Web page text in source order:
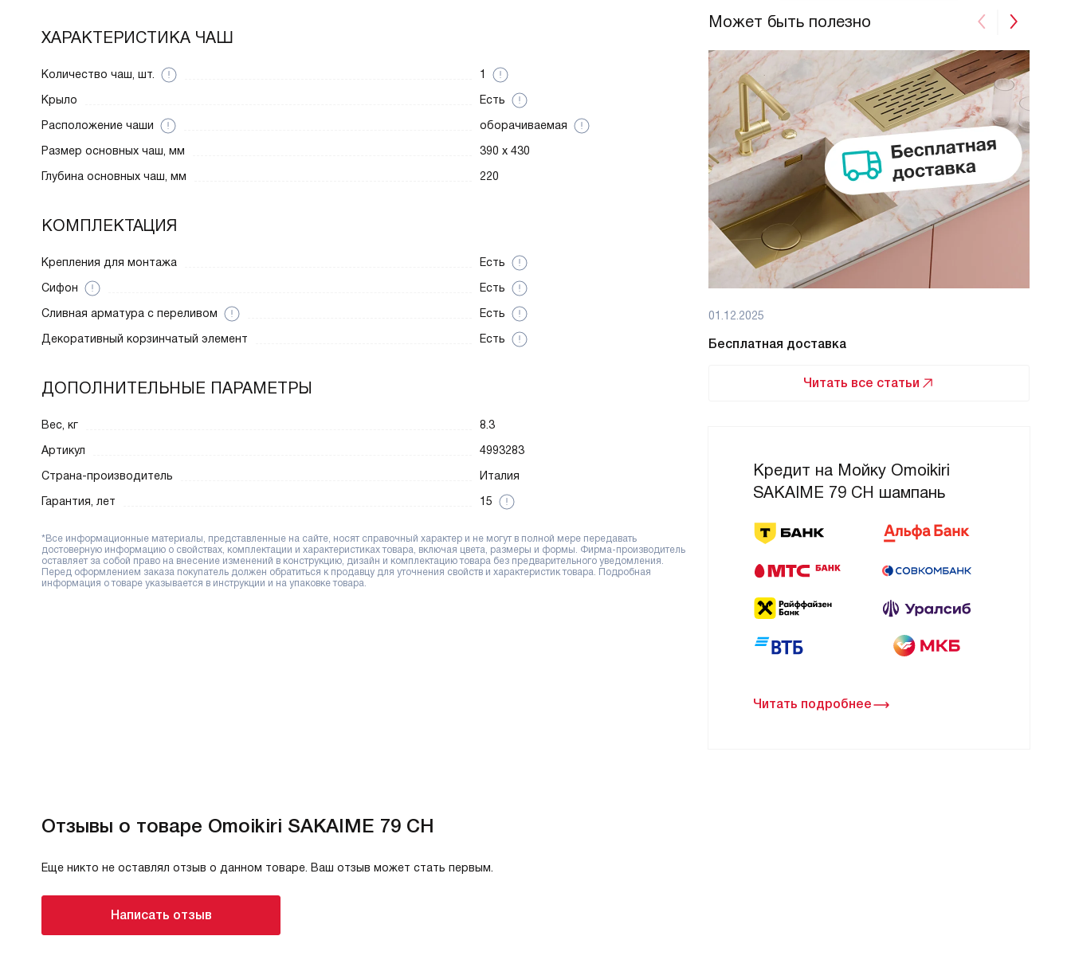
Может быть полезно
01.12.2025
Бесплатная доставка
Читать все статьи
Кредит на Мойку Omoikiri
SAKAIME 79 CH шампань
Читать подробнее
ХАРАКТЕРИСТИКА ЧАШ
Количество чаш, шт.
1
Крыло
Есть
Расположение чаши
оборачиваемая
Размер основных чаш, мм
390 х 430
Глубина основных чаш, мм
220
КОМПЛЕКТАЦИЯ
Крепления для монтажа
Есть
Сифон
Есть
Cливная арматура с переливом
Есть
Декоративный корзинчатый элемент
Есть
ДОПОЛНИТЕЛЬНЫЕ ПАРАМЕТРЫ
Вес, кг
8.3
Артикул
4993283
Страна-производитель
Италия
Гарантия, лет
15
*Все информационные материалы, представленные на сайте, носят справочный характер и не могут в полной мере передавать
достоверную информацию о свойствах, комплектации и характеристиках товара, включая цвета, размеры и формы. Фирма-производитель
оставляет за собой право на внесение изменений в конструкцию, дизайн и комплектацию товара без предварительного уведомления.
Перед оформлением заказа покупатель должен обратиться к продавцу для уточнения свойств и характеристик товара. Подробная
информация о товаре указывается в инструкции и на упаковке товара.
Отзывы о товаре Omoikiri SAKAIME 79 CH
Еще никто не оставлял отзыв о данном товаре. Ваш отзыв может стать первым.
Написать отзыв